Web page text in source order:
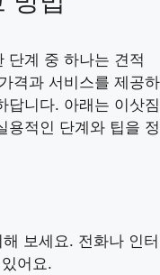
단계 중 하나는 견적
격과 서비스를 제공하
답니다. 아래는 이삿짐
용적인 단계와 팁을 정
보세요. 전화나 인터
어요.